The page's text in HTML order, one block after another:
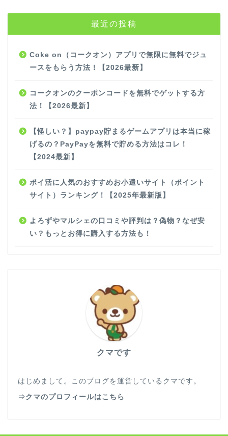
最近の投稿
Coke on（コークオン）アプリで無限に無料でジュ
ースをもらう方法！【2026最新】
コークオンのクーポンコードを無料でゲットする方
法！【2026最新】
【怪しい？】paypay貯まるゲームアプリは本当に稼
げるの？PayPayを無料で貯める方法はコレ！
【2024最新】
ポイ活に人気のおすすめお小遣いサイト（ポイント
サイト）ランキング！【2025年最新版】
よろずやマルシェの口コミや評判は？偽物？なぜ安
い？もっとお得に購入する方法も！
クマです
はじめまして。このブログを運営しているクマです。
⇒クマのプロフィールはこちら